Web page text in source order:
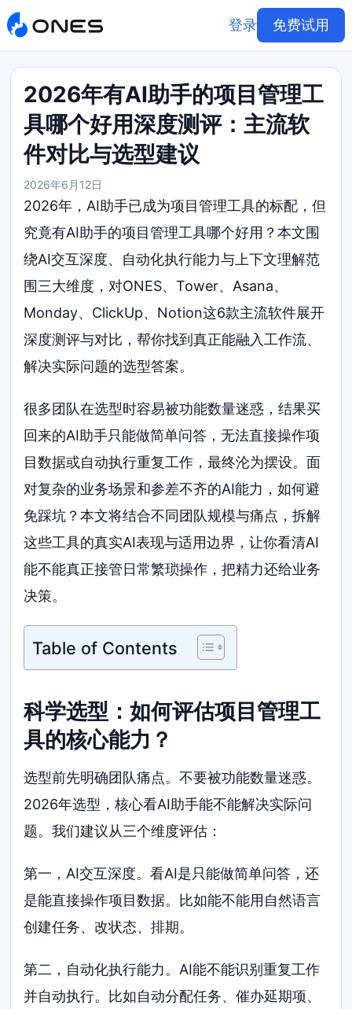
登录 免费试用
2026年有AI助手的项目管理工
具哪个好用深度测评：主流软
件对比与选型建议
2026年6月12日
2026年，AI助手已成为项目管理工具的标配，但
究竟有AI助手的项目管理工具哪个好用？本文围
绕AI交互深度、自动化执行能力与上下文理解范
围三大维度，对ONES、Tower、Asana、
Monday、ClickUp、Notion这6款主流软件展开
深度测评与对比，帮你找到真正能融入工作流、
解决实际问题的选型答案。
很多团队在选型时容易被功能数量迷惑，结果买
回来的AI助手只能做简单问答，无法直接操作项
目数据或自动执行重复工作，最终沦为摆设。面
对复杂的业务场景和参差不齐的AI能力，如何避
免踩坑？本文将结合不同团队规模与痛点，拆解
这些工具的真实AI表现与适用边界，让你看清AI
能不能真正接管日常繁琐操作，把精力还给业务
决策。
Table of Contents
科学选型：如何评估项目管理工
具的核心能力？
选型前先明确团队痛点。不要被功能数量迷惑。
2026年选型，核心看AI助手能不能解决实际问
题。我们建议从三个维度评估：
第一，AI交互深度。看AI是只能做简单问答，还
是能直接操作项目数据。比如能不能用自然语言
创建任务、改状态、排期。
第二，自动化执行能力。AI能不能识别重复工作
并自动执行。比如自动分配任务、催办延期项、